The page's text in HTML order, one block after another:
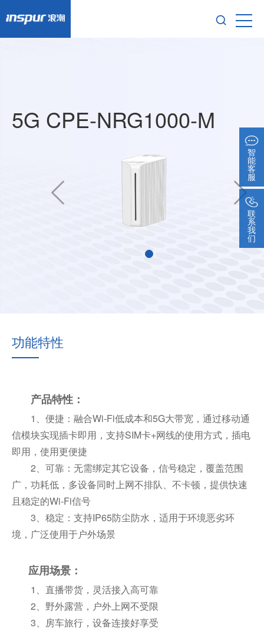
5G CPE-NRG1000-M
功能特性
产品特性：
1、便捷：融合Wi-Fi低成本和5G大带宽，通过移动通
信模块实现插卡即用，支持SIM卡+网线的使用方式，插电
即用，使用更便捷
2、可靠：无需绑定其它设备，信号稳定，覆盖范围
广，功耗低，多设备同时上网不排队、不卡顿，提供快速
且稳定的Wi-Fi信号
3、稳定：支持IP65防尘防水，适用于环境恶劣环
境，广泛使用于户外场景
应用场景：
1、 直播带货，灵活接入高可靠
2、野外露营，户外上网不受限
3、 房车旅行，设备连接好享受
智
能
客
服
联
系
我
们